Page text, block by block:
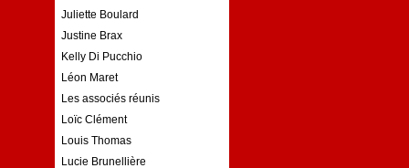
Juliette Boulard
Justine Brax
Kelly Di Pucchio
Léon Maret
Les associés réunis
Loïc Clément
Louis Thomas
Lucie Brunellière